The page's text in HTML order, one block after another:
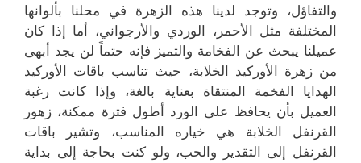
والتفاؤل، وتوجد لدينا هذه الزهرة في محلنا بألوانها
المختلفة مثل الأحمر، الوردي والأرجواني، أما إذا كان
عميلنا يبحث عن الفخامة والتميز فإنه حتماً لن يجد أبهى
من زهرة الأوركيد الخلابة، حيث تناسب باقات الأوركيد
الهدايا الفخمة المنتقاة بعناية بالغة، وإذا كانت رغبة
العميل بأن يحافظ على الورد أطول فترة ممكنة، زهور
القرنفل الخلابة هي خياره المناسب، وتشير باقات
القرنفل إلى التقدير والحب، ولو كنت بحاجة إلى بداية